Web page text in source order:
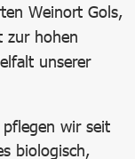
Weinort Gols,
zur hohen
unserer
wir seit
biologisch,